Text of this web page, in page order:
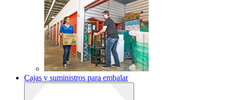
Cajas y suministros para embalar